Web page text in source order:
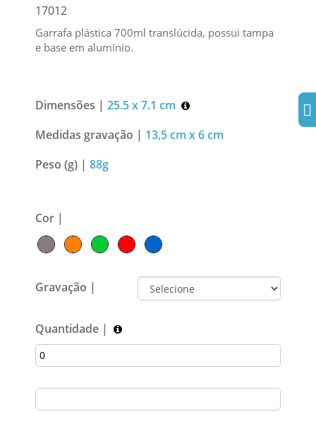
17012
Garrafa plástica 700ml translúcida, possui tampa
e base em alumínio.
Dimensões | 25.5 x 7.1 cm
Medidas gravação | 13,5 cm x 6 cm
Peso (g) | 88g
Cor |
Gravação |
Quantidade |